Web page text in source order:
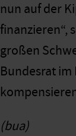
nun auf der
finanzieren“,
großen
Bundesrat
(bua)